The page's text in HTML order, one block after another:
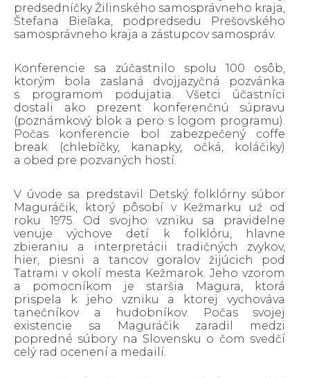
predsedníčky Žilinského samosprávneho kraja,
Štefana Bieľaka, podpredsedu Prešovského
samosprávneho kraja a zástupcov samospráv.
Konferencie sa zúčastnilo spolu 100 osôb,
ktorým bola zaslaná dvojjazyčná pozvánka
s programom podujatia. Všetci účastníci
dostali ako prezent konferenčnú súpravu
(poznámkový blok a pero s logom programu).
Počas konferencie bol zabezpečený coffe
break (chlebíčky, kanapky, očká, koláčiky)
a obed pre pozvaných hostí.
V úvode sa predstavil Detský folklórny súbor
Maguráčik, ktorý pôsobí v Kežmarku už od
roku 1975. Od svojho vzniku sa pravidelne
venuje výchove detí k folklóru, hlavne
zbieraniu a interpretácii tradičných zvykov,
hier, piesni a tancov goralov žijúcich pod
Tatrami v okolí mesta Kežmarok. Jeho vzorom
a pomocníkom je staršia Magura, ktorá
prispela k jeho vzniku a ktorej vychováva
tanečníkov a hudobníkov. Počas svojej
existencie sa Maguráčik zaradil medzi
popredné súbory na Slovensku o čom svedčí
celý rad ocenení a medailí.